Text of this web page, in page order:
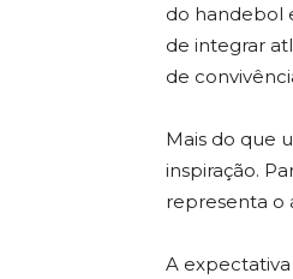
do handebol
de integrar
de
Mais do que
inspiração.
representa o
A